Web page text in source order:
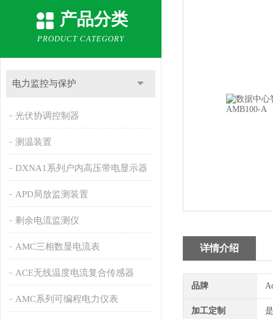
产品分类
PRODUCT CATEGORY
电力监控与保护
光伏协调控制器
测温装置
DXNA1系列户内高压带电显示器
APD局放监测装置
剩余电流监测仪
AMC三相数显电流表
ACE无线温度电流复合传感器
AMC系列可编程电力仪表
详情介绍
品牌
加工定制